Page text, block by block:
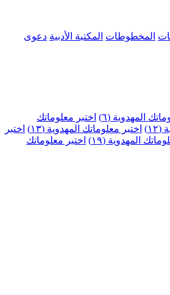
المخطوطات المكتبة الأدبية دعوى
المهدوية (٦)
اختبر معلوماتك
اختبر معلوماتك المهدوية (١٣)
اختبر
المهدوية (١٩)
اختبر معلوماتك